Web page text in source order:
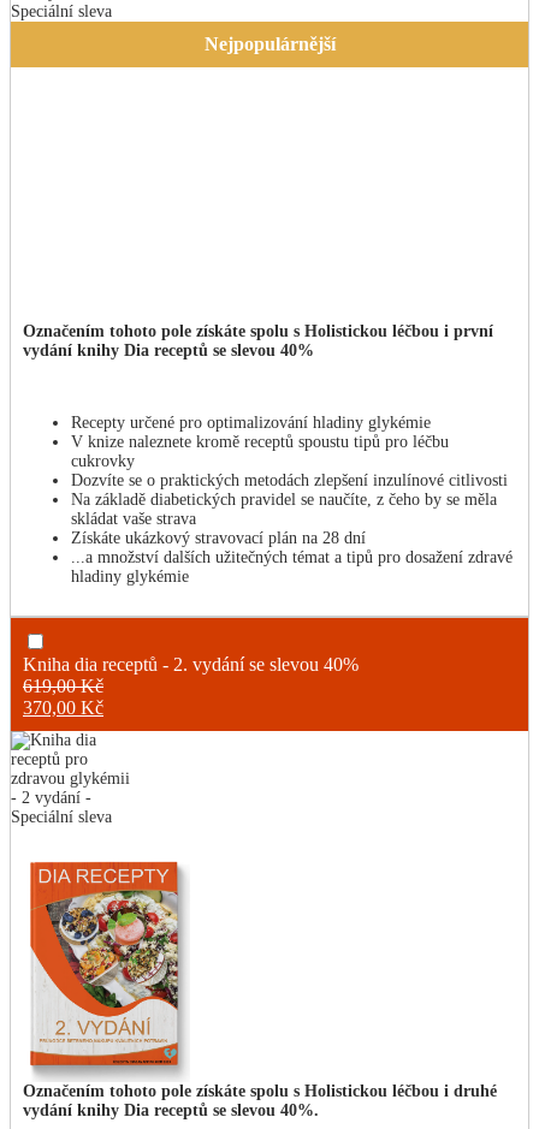
Nejpopulárnější
Označením tohoto pole získáte spolu s Holistickou léčbou i první
vydání knihy Dia receptů se slevou 40%
Recepty určené pro optimalizování hladiny glykémie
V knize naleznete kromě receptů spoustu tipů pro léčbu
cukrovky
Dozvíte se o praktických metodách zlepšení inzulínové citlivosti
Na základě diabetických pravidel se naučíte, z čeho by se měla
skládat vaše strava
Získáte ukázkový stravovací plán na 28 dní
...a množství dalších užitečných témat a tipů pro dosažení zdravé
hladiny glykémie
Kniha dia receptů - 2. vydání se slevou 40%
619,00Kč
Původní
cena
byla:
619,00 Kč.
370,00 Kč
Aktuální
cena
je:
370,00 Kč.
Označením tohoto pole získáte spolu s Holistickou léčbou i druhé
vydání knihy Dia receptů se slevou 40%.